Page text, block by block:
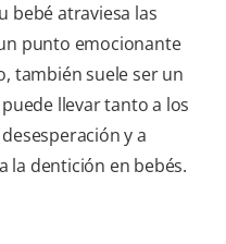
bebé atraviesa las
punto emocionante
también suele ser un
llevar tanto a los
y a
la dentición en bebés.